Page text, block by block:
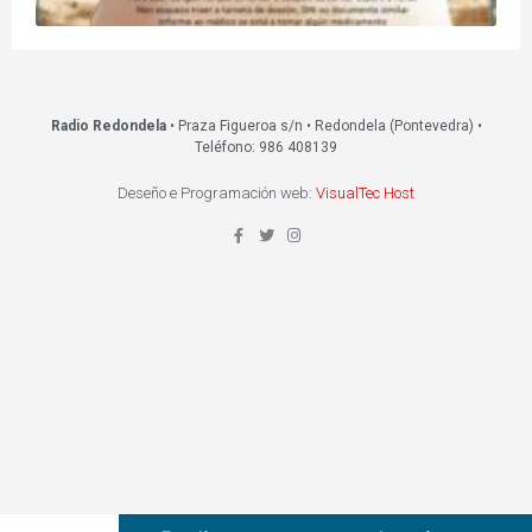
Radio Redondela• Praza Figueroa s/n • Redondela (Pontevedra) •
Teléfono: 986 408139
Deseño e Programación web: VisualTec Host